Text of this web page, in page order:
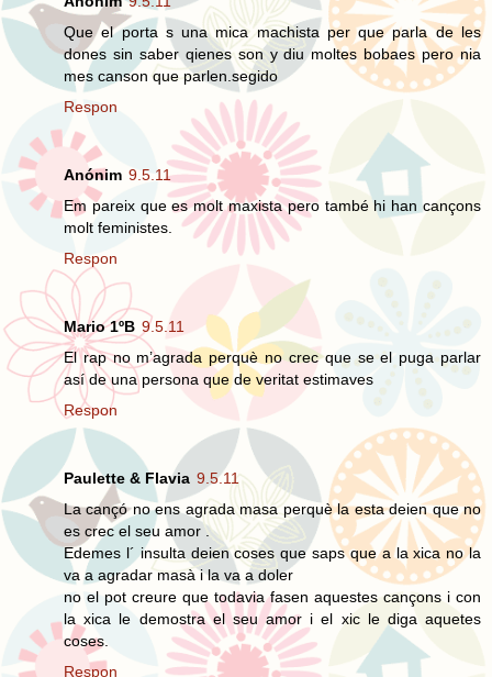
Que el porta s una mica machista per que parla de les
dones sin saber qienes son y diu moltes bobaes pero nia
mes canson que parlen.segido
Respon
Anónim 9.5.11
Em pareix que es molt maxista pero també hi han cançons
molt feministes.
Respon
Mario 1ºB 9.5.11
El rap no m’agrada perquè no crec que se el puga parlar
así de una persona que de veritat estimaves
Respon
Paulette & Flavia 9.5.11
La cançó no ens agrada masa perquè la esta deien que no
es crec el seu amor .
Edemes l´ insulta deien coses que saps que a la xica no la
va a agradar masà i la va a doler
no el pot creure que todavia fasen aquestes cançons i con
la xica le demostra el seu amor i el xic le diga aquetes
coses.
Respon